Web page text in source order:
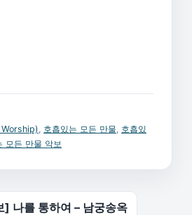
호흡있는 모든 만물 호흡있
모든 만물 악보
나를 통하여 – 남궁송옥